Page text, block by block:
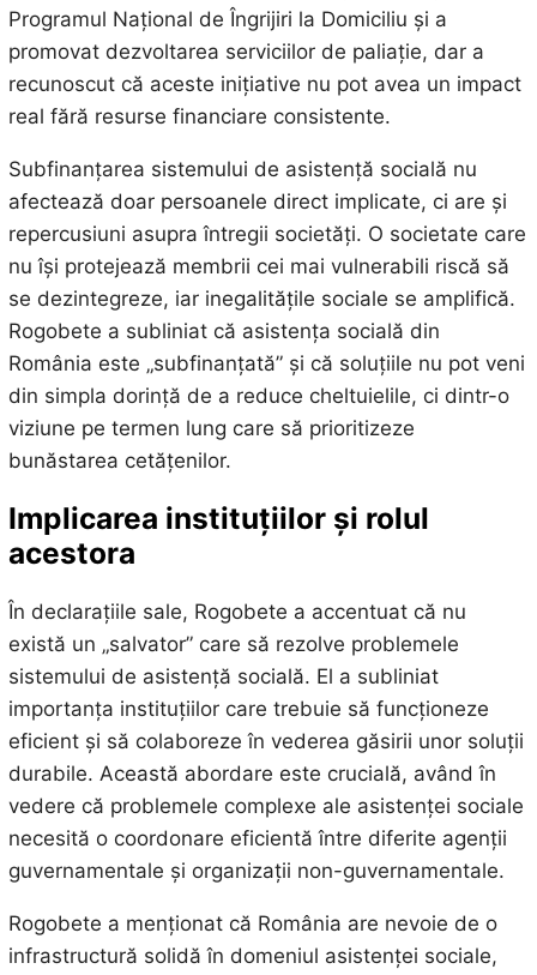
Programul Național de Îngrijiri la Domiciliu și a
promovat dezvoltarea serviciilor de paliație, dar a
recunoscut că aceste inițiative nu pot avea un impact
real fără resurse financiare consistente.
Subfinanțarea sistemului de asistență socială nu
afectează doar persoanele direct implicate, ci are și
repercusiuni asupra întregii societăți. O societate care
nu își protejează membrii cei mai vulnerabili riscă să
se dezintegreze, iar inegalitățile sociale se amplifică.
Rogobete a subliniat că asistența socială din
România este „subfinanțată” și că soluțiile nu pot veni
din simpla dorință de a reduce cheltuielile, ci dintr-o
viziune pe termen lung care să prioritizeze
bunăstarea cetățenilor.
Implicarea instituțiilor și rolul
acestora
În declarațiile sale, Rogobete a accentuat că nu
există un „salvator” care să rezolve problemele
sistemului de asistență socială. El a subliniat
importanța instituțiilor care trebuie să funcționeze
eficient și să colaboreze în vederea găsirii unor soluții
durabile. Această abordare este crucială, având în
vedere că problemele complexe ale asistenței sociale
necesită o coordonare eficientă între diferite agenții
guvernamentale și organizații non-guvernamentale.
Rogobete a menționat că România are nevoie de o
infrastructură solidă în domeniul asistenței sociale,